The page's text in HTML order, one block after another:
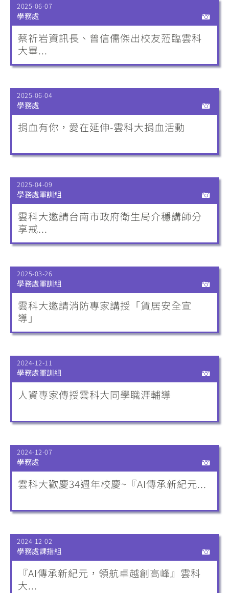
2025-06-07
學務處
蔡祈岩資訊長、曾信儒傑出校友蒞臨雲科
大畢...
2025-06-04
學務處
捐血有你，愛在延伸-雲科大捐血活動
2025-04-09
學務處軍訓組
雲科大邀請台南市政府衛生局介穩講師分
享戒...
2025-03-26
學務處軍訓組
雲科大邀請消防專家講授「賃居安全宣
導」
2024-12-11
學務處軍訓組
人資專家傳授雲科大同學職涯輔導
2024-12-07
學務處
雲科大歡慶34週年校慶~『AI傳承新紀元...
2024-12-02
學務處課指組
『AI傳承新紀元，領航卓越創高峰』雲科
大...